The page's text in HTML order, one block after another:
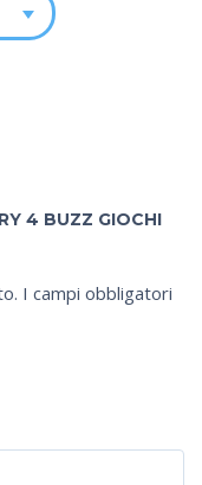
4 BUZZ GIOCHI
I campi obbligatori